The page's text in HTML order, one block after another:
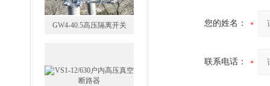
路器
您的姓名：
联系电话：